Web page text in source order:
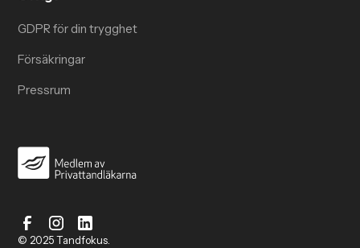
GDPR för din trygghet
Försäkringar
Pressrum
© 2025 Tandfokus.